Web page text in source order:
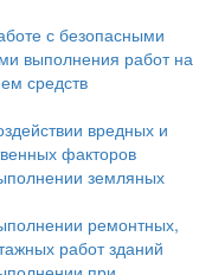
с безопасными
выполнения работ на
средств
вредных и
факторов
земляных
ремонтных,
работ зданий